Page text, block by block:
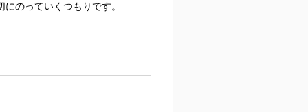
のっていくつもりです。